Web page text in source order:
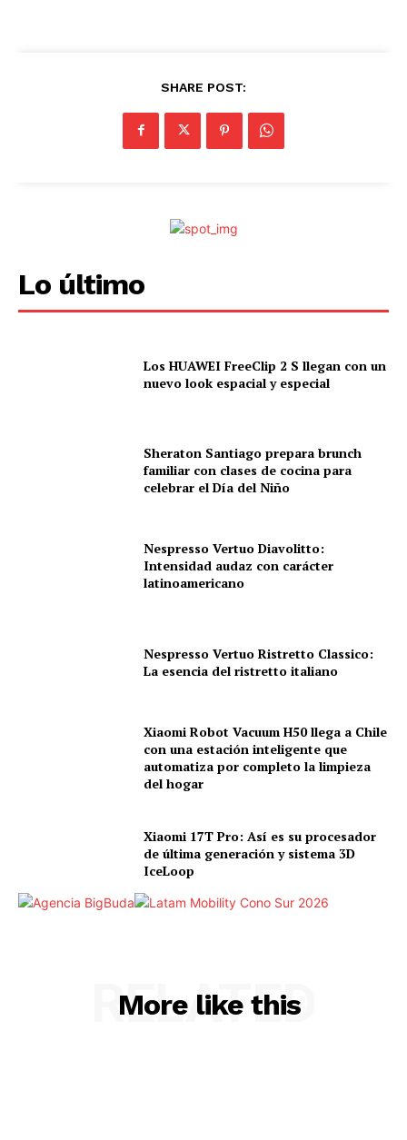
SHARE POST:
Lo último
Los HUAWEI FreeClip 2 S llegan con un
nuevo look espacial y especial
Sheraton Santiago prepara brunch
familiar con clases de cocina para
celebrar el Día del Niño
Nespresso Vertuo Diavolitto:
Intensidad audaz con carácter
latinoamericano
Nespresso Vertuo Ristretto Classico:
La esencia del ristretto italiano
Xiaomi Robot Vacuum H50 llega a Chile
con una estación inteligente que
automatiza por completo la limpieza
del hogar
Xiaomi 17T Pro: Así es su procesador
de última generación y sistema 3D
IceLoop
More like this
RELATED